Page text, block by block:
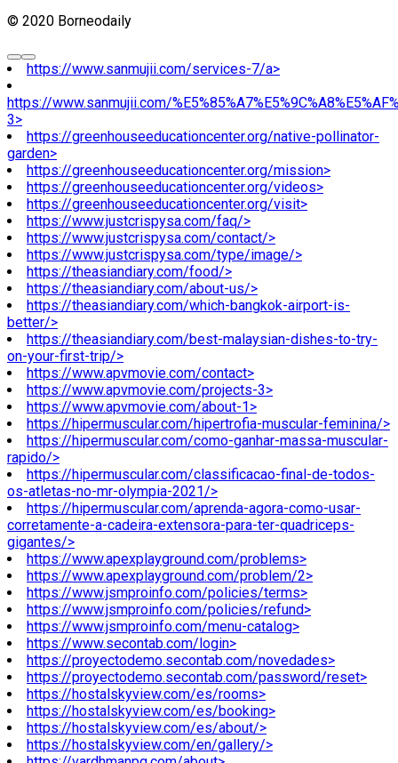
© 2020 Borneodaily
https://www.sanmujii.com/services-7/a>
https://www.sanmujii.com/
3>
https://greenhouseeducationcenter.org/native-pollinator-
garden>
https://greenhouseeducationcenter.org/mission>
https://greenhouseeducationcenter.org/videos>
https://greenhouseeducationcenter.org/visit>
https://www.justcrispysa.com/faq/>
https://www.justcrispysa.com/contact/>
https://www.justcrispysa.com/type/image/>
https://theasiandiary.com/food/>
https://theasiandiary.com/about-us/>
https://theasiandiary.com/which-bangkok-airport-is-
better/>
https://theasiandiary.com/best-malaysian-dishes-to-try-
on-your-first-trip/>
https://www.apvmovie.com/contact>
https://www.apvmovie.com/projects-3>
https://www.apvmovie.com/about-1>
https://hipermuscular.com/hipertrofia-muscular-feminina/>
https://hipermuscular.com/como-ganhar-massa-muscular-
rapido/>
https://hipermuscular.com/classificacao-final-de-todos-
os-atletas-no-mr-olympia-2021/>
https://hipermuscular.com/aprenda-agora-como-usar-
corretamente-a-cadeira-extensora-para-ter-quadriceps-
gigantes/>
https://www.apexplayground.com/problems>
https://www.apexplayground.com/problem/2>
https://www.jsmproinfo.com/policies/terms>
https://www.jsmproinfo.com/policies/refund>
https://www.jsmproinfo.com/menu-catalog>
https://www.secontab.com/login>
https://proyectodemo.secontab.com/novedades>
https://proyectodemo.secontab.com/password/reset>
https://hostalskyview.com/es/rooms>
https://hostalskyview.com/es/booking>
https://hostalskyview.com/es/about/>
https://hostalskyview.com/en/gallery/>